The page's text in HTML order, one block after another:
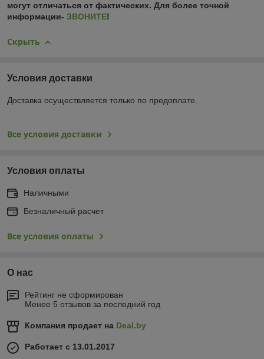
могут отличаться от фактических. Для более точной
информации- ЗВОНИТЕ!
Скрыть
Условия доставки
Доставка осуществляется только по предоплате.
Все условия доставки
Условия оплаты
Наличными
Безналичный расчет
Все условия оплаты
О нас
Рейтинг не сформирован
Менее 5 отзывов за последний год
Компания продает на Deal.by
Работает с 13.01.2017